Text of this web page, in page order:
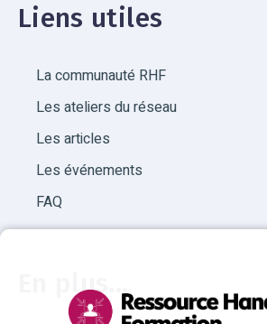
Liens utiles
La communauté RHF
Les ateliers du réseau
Les articles
Les événements
FAQ
En plus...